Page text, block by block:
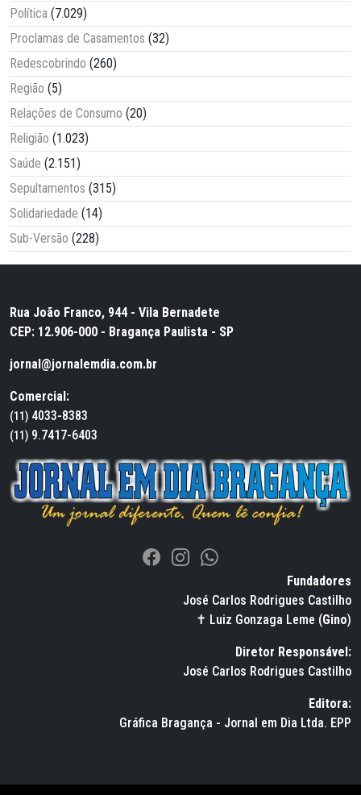
Política (7.029)
Proclamas de Casamentos (32)
Redescobrindo (260)
Região (5)
Relações de Consumo (20)
Religião (1.023)
Saúde (2.151)
Sepultamentos (315)
Solidariedade (14)
Sub-Versão (228)
Rua João Franco, 944 - Vila Bernadete
CEP: 12.906-000 - Bragança Paulista - SP
jornal@jornalemdia.com.br
Comercial:
(11) 4033-8383
(11) 9.7417-6403
Fundadores
José Carlos Rodrigues Castilho
✝ Luiz Gonzaga Leme (Gino)
Diretor Responsável:
José Carlos Rodrigues Castilho
Editora:
Gráfica Bragança - Jornal em Dia Ltda. EPP